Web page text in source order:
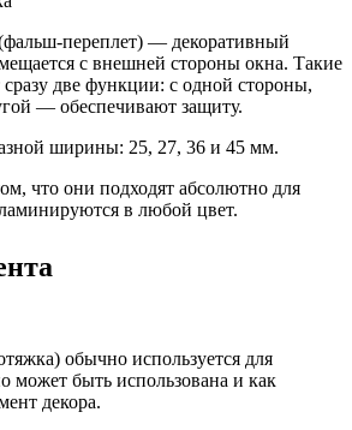
переплет) — декоративный
с внешней стороны окна. Такие
две функции: с одной стороны,
— обеспечивают защиту.
ширины: 25, 27, 36 и 45 мм.
что они подходят абсолютно для
в любой цвет.
обычно используется для
может быть использована и как
декора.